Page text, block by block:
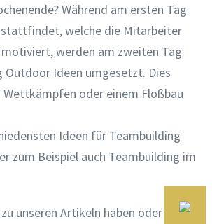
Während am ersten Tag
welche die Mitarbeiter
werden am zweiten Tag
Outdoor Ideen umgesetzt. Dies
Wettkämpfen oder einem Floßbau
Ideen für Teambuilding
zum Beispiel auch Teambuilding im
unseren Artikeln haben oder Ihr